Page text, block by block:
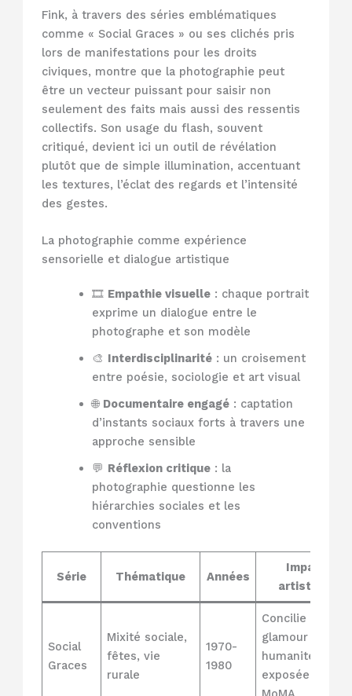
Fink, à travers des séries emblématiques
comme « Social Graces » ou ses clichés pris
lors de manifestations pour les droits
civiques, montre que la photographie peut
être un vecteur puissant pour saisir non
seulement des faits mais aussi des ressentis
collectifs. Son usage du flash, souvent
critiqué, devient ici un outil de révélation
plutôt que de simple illumination, accentuant
les textures, l’éclat des regards et l’intensité
des gestes.
La photographie comme expérience
sensorielle et dialogue artistique
🎞️ Empathie visuelle: chaque portrait
exprime un dialogue entre le
photographe et son modèle
🎨 Interdisciplinarité: un croisement
entre poésie, sociologie et art visual
🌐 Documentaire engagé: captation
d’instants sociaux forts à travers une
approche sensible
💬 Réflexion critique: la
photographie questionne les
hiérarchies sociales et les
conventions
Série Thématique Années
Impact
artistique
Social
Graces
Mixité sociale,
fêtes, vie
rurale
1970-
1980
Concilie
glamour et
humanité,
exposée au